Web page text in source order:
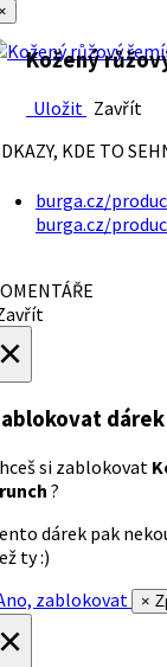
Kožený
Uložit Zavřít
KDE TO
burga.cz/
burga.cz/
dárek
si zablokovat
?
dárek pak
ty :)
zablokovat
×